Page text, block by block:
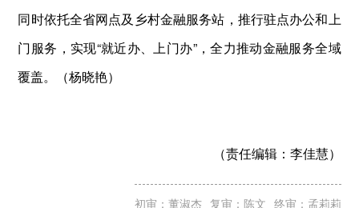
同时依托全省网点及乡村金融服务站，推行驻点办公和上
门服务，实现“就近办、上门办”，全力推动金融服务全域
覆盖。（杨晓艳）
（责任编辑： 李佳慧）
初审：董淑杰 复审：陈文 终审：孟莉莉